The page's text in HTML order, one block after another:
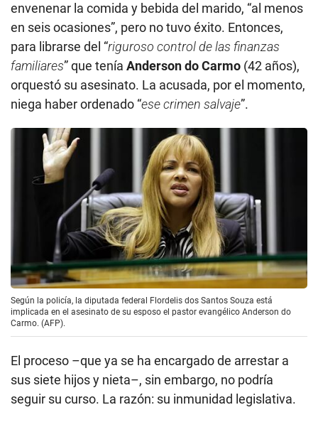
envenenar la comida y bebida del marido, “al menos
en seis ocasiones”, pero no tuvo éxito. Entonces,
para librarse del “riguroso control de las finanzas
familiares” que tenía Anderson do Carmo (42 años),
orquestó su asesinato. La acusada, por el momento,
niega haber ordenado “ese crimen salvaje”.
Según la policía, la diputada federal Flordelis dos Santos Souza está
implicada en el asesinato de su esposo el pastor evangélico Anderson do
Carmo. (AFP).
El proceso –que ya se ha encargado de arrestar a
sus siete hijos y nieta–, sin embargo, no podría
seguir su curso. La razón: su inmunidad legislativa.